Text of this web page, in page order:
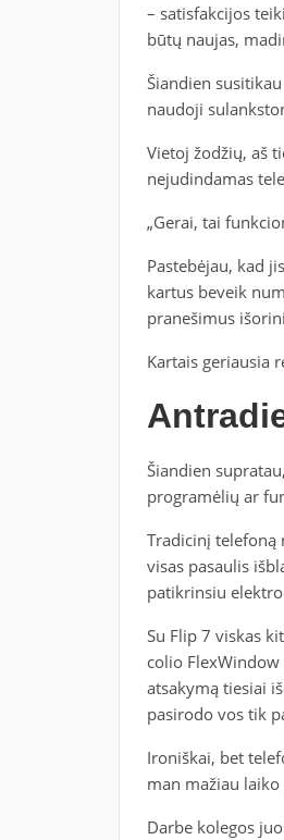
– satisfakcijos
būtų naujas,
Šiandien
naudoji
Vietoj žodžių, aš
nejudindamas
„Gerai, tai
Pastebėjau, kad
kartus beveik
pranešimus
Kartais geriausia
Šiandien
programėlių ar
Tradicinį telefoną
visas pasaulis
patikrinsiu
Su Flip 7 viskas
colio
atsakymą tiesiai
pasirodo vos tik
Ironiškai, bet
man mažiau
Darbe kolegos